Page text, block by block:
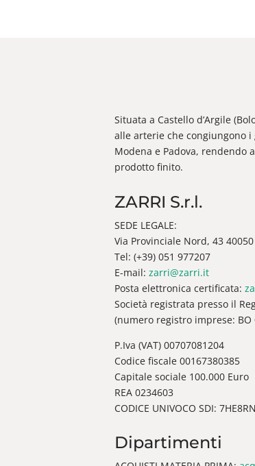
Situata a Castello d’Argile
alle arterie che congiungono
Modena e Padova, rendendo
prodotto finito.
ZARRI S.r.l.
SEDE LEGALE:
Via Provinciale Nord, 43
Tel: (+39) 051 977207
E-mail: zarri@zarri.it
Posta elettronica certificata:
Società registrata presso il
(numero registro imprese: BO
P.Iva (VAT) 00707081204
Codice fiscale 00167380385
Capitale sociale 100.000 Euro
REA 0234603
CODICE UNIVOCO SDI:
Dipartimenti